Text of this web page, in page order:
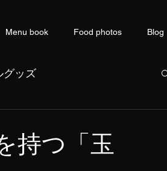
Menu book Food photos Blog
グッズ
持つ「玉